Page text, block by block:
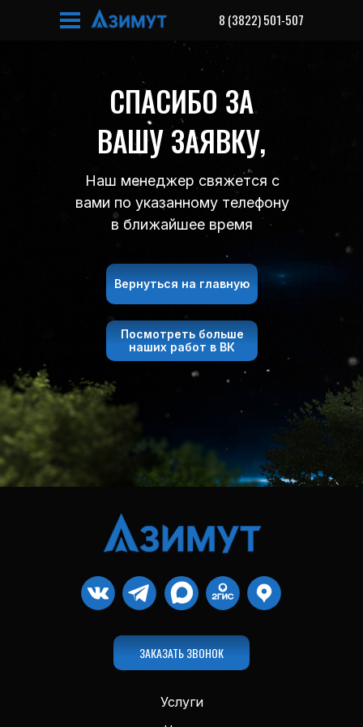
8 (3822) 501-507
СПАСИБО ЗА
ВАШУ ЗАЯВКУ,
Наш менеджер свяжется с
вами по указанному телефону
в ближайшее время
Посмотреть больше
наших работ в ВК
Вернуться на главную
Услуги
ЗАКАЗАТЬ ЗВОНОК